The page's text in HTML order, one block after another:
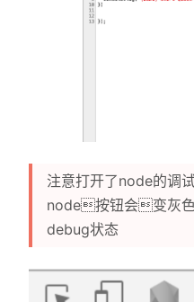
注意打开了node的调
node按钮会变灰
debug状态